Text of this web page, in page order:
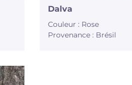
Dalva
Couleur : Rose
Provenance : Brésil